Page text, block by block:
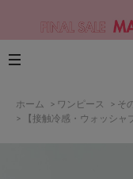
ホーム > ワンピース > そ
>
【接触冷感・ウォッシ